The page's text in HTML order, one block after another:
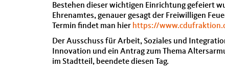
Bestehen dieser wichtigen Einrichtung gefeiert
Ehrenamtes, genauer gesagt der Freiwilligen
Termin findet man hier https://
Der Ausschuss für Arbeit, Soziales und
Innovation und ein Antrag zum Thema
im Stadtteil, beendete diesen Tag.